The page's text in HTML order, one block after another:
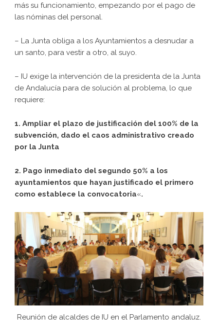
más su funcionamiento, empezando por el pago de
las nóminas del personal.
– La Junta obliga a los Ayuntamientos a desnudar a
un santo, para vestir a otro, al suyo.
– IU exige la intervención de la presidenta de la Junta
de Andalucía para de solución al problema, lo que
requiere:
1. Ampliar el plazo de justificación del 100% de la
subvención, dado el caos administrativo creado
por la Junta
2. Pago inmediato del segundo 50% a los
ayuntamientos que hayan justificado el primero
como establece la convocatoria«.
Reunión de alcaldes de IU en el Parlamento andaluz.